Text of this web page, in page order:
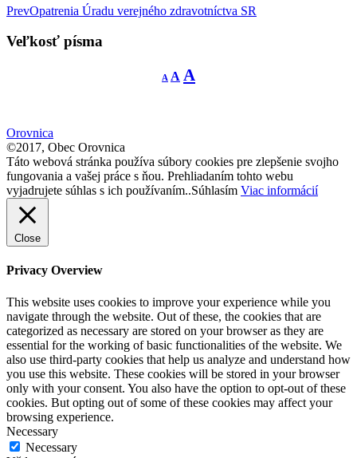
Post
navigation
PrevOpatrenia Úradu verejného zdravotníctva SR
Veľkosť písma
A
Decrease
font
A Reset
font
A
Orovnica
©2017, Obec Orovnica
Táto webová stránka používa súbory cookies pre zlepšenie svojho
fungovania a vašej práce s ňou. Prehliadaním tohto webu
vyjadrujete súhlas s ich používaním..Súhlasím Viac informácií
Close
Privacy Overview
This website uses cookies to improve your experience while you
navigate through the website. Out of these, the cookies that are
categorized as necessary are stored on your browser as they are
essential for the working of basic functionalities of the website. We
also use third-party cookies that help us analyze and understand how
you use this website. These cookies will be stored in your browser
only with your consent. You also have the option to opt-out of these
cookies. But opting out of some of these cookies may affect your
browsing experience.
Necessary
Necessary